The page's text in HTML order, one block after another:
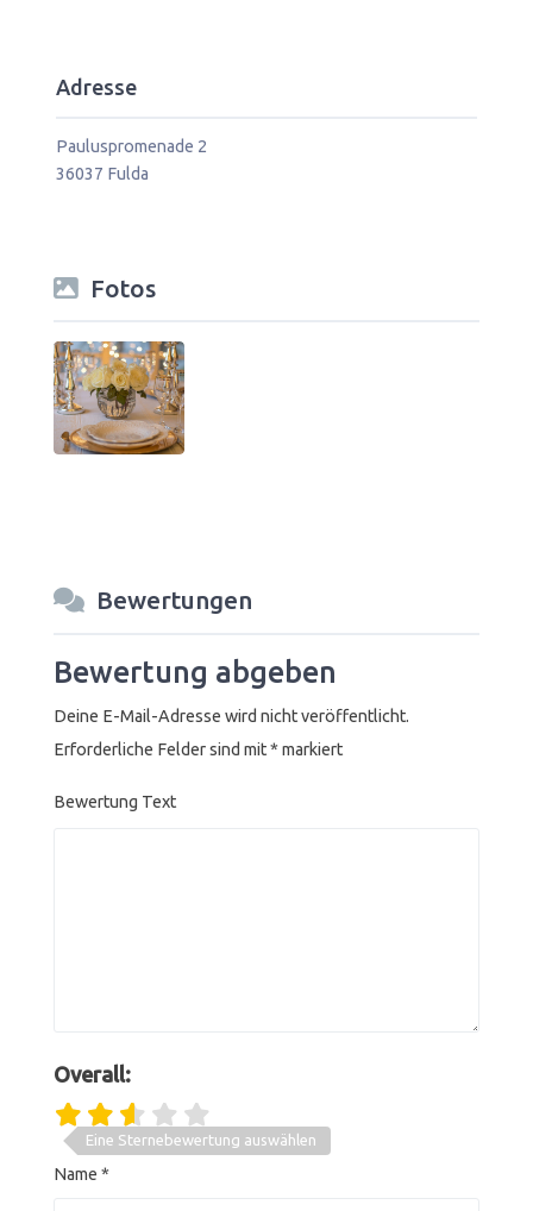
Fotos
Bewertungen
Bewertung abgeben
Deine E-Mail-Adresse wird nicht veröffentlicht.
Erforderliche Felder sind mit*markiert
Bewertung Text
Overall:
Eine Sternebewertung auswählen
Name *
Adresse
Pauluspromenade 2
36037 Fulda